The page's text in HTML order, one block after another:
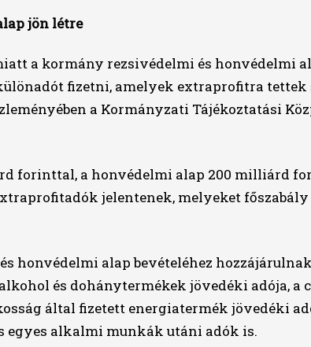
jön létre
a kormány rezsivédelmi és honvédelmi
fizetni, amelyek extraprofitra tettek
a Kormányzati Tájékoztatási
forinttal, a honvédelmi alap 200 milliárd
jelentenek, melyeket főszabály
honvédelmi alap bevételéhez
és dohánytermékek jövedéki adója, a
által fizetett energiatermék jövedéki
egyes alkalmi munkák utáni adók is.